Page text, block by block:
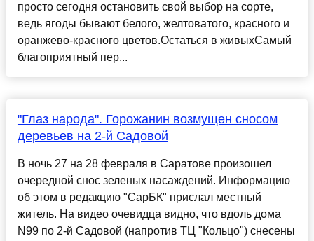
просто сегодня остановить свой выбор на сорте,
ведь ягоды бывают белого, желтоватого, красного и
оранжево-красного цветов.Остаться в живыхСамый
благоприятный пер...
"Глаз народа". Горожанин возмущен сносом
деревьев на 2-й Садовой
В ночь 27 на 28 февраля в Саратове произошел
очередной снос зеленых насаждений. Информацию
об этом в редакцию "СарБК" прислал местный
житель. На видео очевидца видно, что вдоль дома
N99 по 2-й Садовой (напротив ТЦ "Кольцо") снесены